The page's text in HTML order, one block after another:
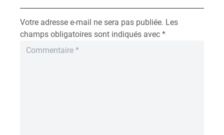
Votre adresse e-mail ne sera pas publiée. Les
champs obligatoires sont indiqués avec *